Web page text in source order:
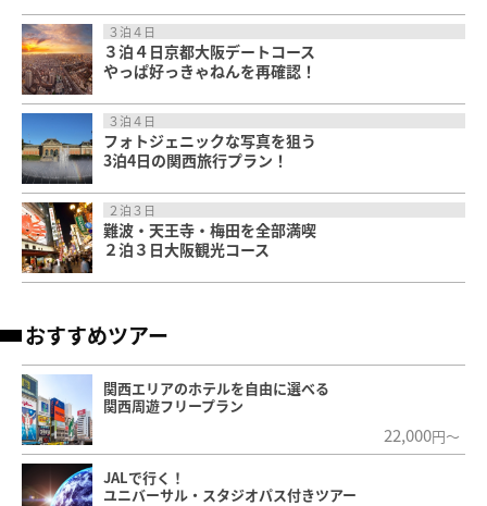
３泊４日
３泊４日京都大阪デートコース
やっぱ好っきゃねんを再確認！
３泊４日
フォトジェニックな写真を狙う
3泊4日の関西旅行プラン！
２泊３日
難波・天王寺・梅田を全部満喫
２泊３日大阪観光コース
おすすめツアー
関西エリアのホテルを自由に選べる
関西周遊フリープラン
22,000円～
JALで行く！
ユニバーサル・スタジオパス付きツアー